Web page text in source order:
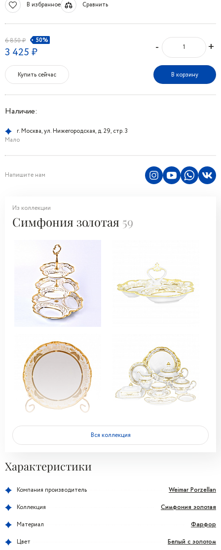
В избранное Сравнить
6 850 ₽ 50%
3 425 ₽ - +
Купить сейчас В корзину
Наличие:
г. Москва, ул. Нижегородская, д. 29, стр. 3
Мало
Напишите нам
Из коллекции
Симфония золотая 59
Вся коллекция
Характеристики
Компания производитель Weimar Porzellan
Коллекция Симфония золотая
Материал Фарфор
Цвет Белый с золотом